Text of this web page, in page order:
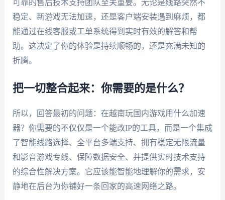
可靠的售后技术支持团队至关重要。无论是线路突然不
稳定、新游戏无法加速，还是客户端安装遇到麻烦，都
能通过在线客服或工单系统得到实时有效的解答和帮
助。这决定了你的体验是持续顺畅的，还是充满未知的
折腾。
把一切整合起来：你需要的是什么？
所以，回答最初的问题：在越南玩国内游戏用什么加速
器？你需要的不仅仅是一个能改IP的工具，而是一个集成
了智能线路选择、全平台多端支持、拥有稳定无限流量
和影音游戏专线、保障数据安全、并提供实时技术支持
的综合性解决方案。它应该能智能地理解你的需求，安
静地在后台为你铺好一条回家的高速网络之路。